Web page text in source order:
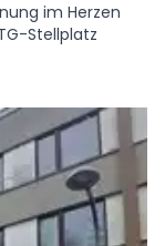
im Herzen
Stellplatz